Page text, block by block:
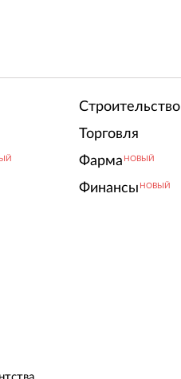
Строительство
Торговля
Фарма НОВЫЙ
Финансы НОВЫЙ